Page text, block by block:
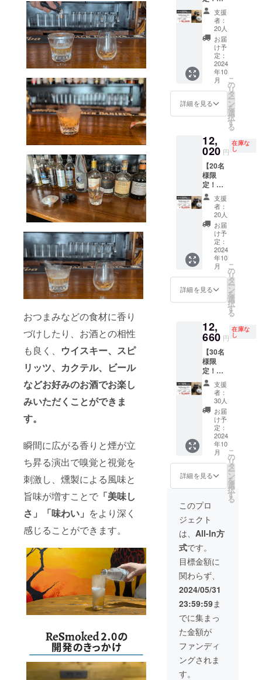
おつまみなどの食材に香り
づけしたり、お酒との相性
も良く、
ウイスキー、スピ
リッツ、カクテル、ビール
などお好みのお酒でお楽し
みいただくことができま
す。
瞬間に広がる香りと煙が立
ち昇る演出で嗅覚と視覚を
刺激し、燻製による風味と
旨味が増すことで 「美味し
さ」「味わい」 をより深く
感じることができます。
oked
2.0本体
×１ ●木
材チッ
プ4種類
●プレミ
アム
トーチ×
１） ※
送料無
料 ※一
なる場
合があ
りま
す。 ※
ご注文
状況、
使用部
材の供
給状
況、製
造工程
上の都
合等に
より出
荷時期
る場合
があり
× 2 =
17,920
円（税
込・送
料込
み）
※ReSm
oked
2.0本体
より
20％OF
●ReSm
oked
2.0本体
× 2 ●木
材チッ
プ4種類
× 2 ※送
料無料
※一部デ
ザイン
が変更
となる
場合が
ありま
す。 ※
ご注文
状況、
況、製
造工程
上の都
合等に
より出
荷時期
が遅れ
る場合
があり
ます。
20％OF
F！超早
割】
ReSmo
ked 2.0
CAMPF
IRE価格
12,800
円（税
込・送
料込
み） ↓
価格
10,240
円（税
込・送
料込
み）
※ReSm
oked
2.0本体
より
20％OF
ターン
内容＞
●ReSm
oked
2.0本体
※送料無
料 ※一
部デザ
インが
変更と
なる場
合があ
りま
す。 ※
ご注文
状況、
使用部
材の供
給状
況、製
造工程
上の都
荷時期
る場合
があり
ます。
支援
者：
20人
お届
け予
定：
2024
年10
月
詳細を見る
こ
の
リ
タ
ー
ン
を
選
択
す
る
12,
020 円
在庫な
し
【20名
様限
定！
20％OF
F！超早
割】
ReSmo
ked 2.0
＋トー
CAMPF
IRE価格
12,800
円＋
トーチ
代
=14,580
円（税
込・送
料込
み） ↓
超早割
10,240
円＋
トーチ
代
1,780円
12,020
円（税
込・送
料込
み）
2.0本体
より
20％OF
F ＜リ
ターン
内容＞
●ReSm
oked
2.0本体
×１ ●木
材チッ
プ4種類
●プレミ
アム
トーチ×
１ ※送
料無料
※一部デ
支援
者：
20人
お届
け予
定：
2024
年10
月
詳細を見る
こ
の
リ
タ
ー
ン
を
選
択
す
る
12,
660 円
在庫な
し
【30名
様限
定！
15％OF
F！早
割】
ReSmo
ked 2.0
＋トー
CAMPF
IRE価格
12,800
円＋
トーチ
代
1,780円
=14,580
円（税
込・送
料込
み） ↓
早割
10,880
円＋
トーチ
代
1,780円
＝
12,660
円（税
込・送
料込
み）
支援
者：
30人
お届
け予
定：
2024
年10
月
詳細を見る
こ
の
リ
タ
ー
ン
を
選
択
す
る
このプロ
ジェクト
は、 All-In方
式です。
目標金額に
関わらず、
2024/05/31
23:59:59ま
でに集まっ
た金額が
ファンディ
ングされま
す。